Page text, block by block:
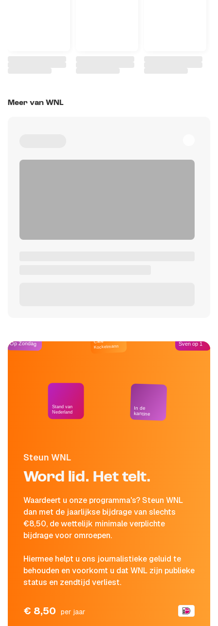
Meer van WNL
Steun WNL
Word lid. Het telt.
Waardeert u onze programma's? Steun WNL
dan met de jaarlijkse bijdrage van slechts
€8,50, de wettelijk minimale verplichte
bijdrage voor omroepen.
Hiermee helpt u ons journalistieke geluid te
behouden en voorkomt u dat WNL zijn publieke
status en zendtijd verliest.
€ 8,50 per jaar
Op Zondag
Stand van
Nederland
Café
Kockelmann
In de
kantine
Sven op 1